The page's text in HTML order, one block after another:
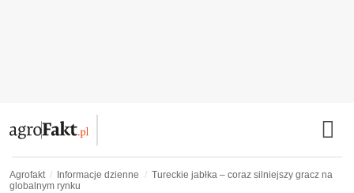
Agrofakt Informacje dzienne
Tureckie jabłka – coraz silniejszy gracz na
globalnym rynku